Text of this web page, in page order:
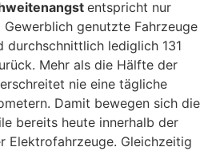
entspricht nur
genutzte Fahrzeuge
durchschnittlich lediglich 131
Mehr als die Hälfte der
nie eine tägliche
Damit bewegen sich die
bereits heute innerhalb der
Elektrofahrzeuge. Gleichzeitig